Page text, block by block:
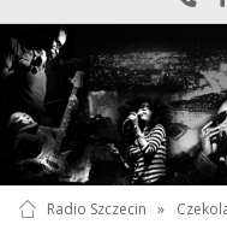
Radio Szczecin »